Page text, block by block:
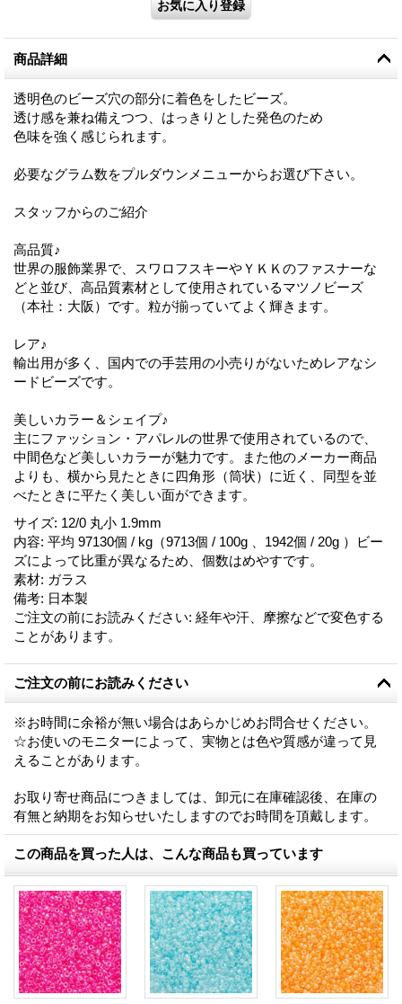
商品詳細
透明色のビーズ穴の部分に着色をしたビーズ。
透け感を兼ね備えつつ、はっきりとした発色のため
色味を強く感じられます。
必要なグラム数をプルダウンメニューからお選び下さい。
スタッフからのご紹介
高品質♪
世界の服飾業界で、スワロフスキーやＹＫＫのファスナーな
どと並び、高品質素材として使用されているマツノビーズ
（本社：大阪）です。粒が揃っていてよく輝きます。
レア♪
輸出用が多く、国内での手芸用の小売りがないためレアなシ
ードビーズです。
美しいカラー＆シェイプ♪
主にファッション・アパレルの世界で使用されているので、
中間色など美しいカラーが魅力です。また他のメーカー商品
よりも、横から見たときに四角形（筒状）に近く、同型を並
べたときに平たく美しい面ができます。
サイズ: 12/0 丸小 1.9mm
内容: 平均 97130個 / kg（9713個 / 100g 、1942個 / 20g ）ビー
ズによって比重が異なるため、個数はめやすです。
素材: ガラス
備考: 日本製
ご注文の前にお読みください: 経年や汗、摩擦などで変色する
ことがあります。
ご注文の前にお読みください
※お時間に余裕が無い場合はあらかじめお問合せください。
☆お使いのモニターによって、実物とは色や質感が違って見
えることがあります。
お取り寄せ商品につきましては、卸元に在庫確認後、在庫の
有無と納期をお知らせいたしますのでお時間を頂戴します。
この商品を買った人は、こんな商品も買っています